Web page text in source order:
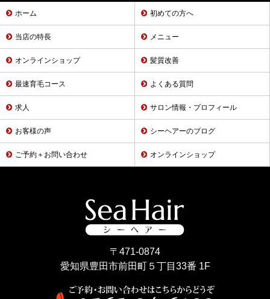
ホーム 初めての方へ
当店の特長 メニュー
オンラインショップ 髪質改善
最速育毛コース よくある質問
求人 サロン情報・プロフィール
お客様の声 シーヘアーのブログ
ご予約＋お問い合わせ オンラインショップ
〒471-0874
愛知県豊田市前田町５丁目33番 1F